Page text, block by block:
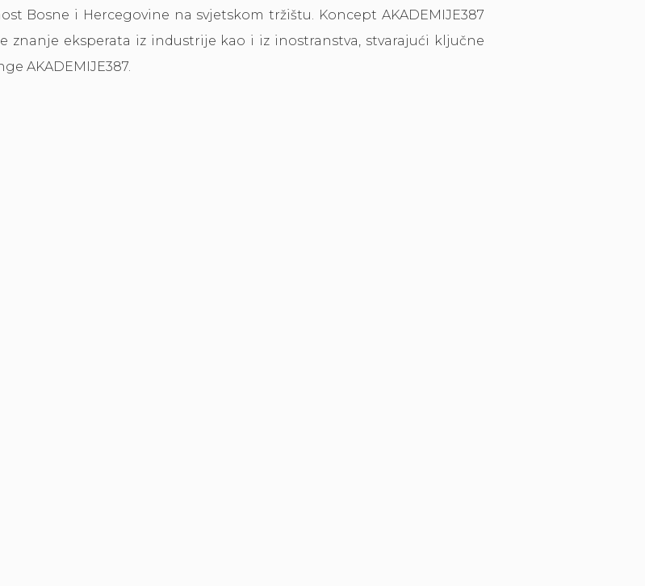
Bosne i Hercegovine na svjetskom tržištu. Koncept AKADEMIJE387
znanje eksperata iz industrije kao i iz inostranstva, stvarajući ključne
AKADEMIJE387.